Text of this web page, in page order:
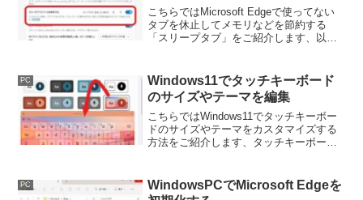
こちらではMicrosoft Edgeで使ってない
タブを休止してメモリなどを節約する
「スリープタブ」をご紹介します、以前
リープタブ」では時間の設定も行えるよ
うです。
PC
Windows11でタッチキーボード
のサイズやテーマを編集
こちらではWindows11でタッチキーボー
ドのサイズやテーマをカスタマイズする
方法をご紹介します、タッチキーボード
出来るテーマの変更方法などを確認して
みたいと思います。
PC
WindowsPCでMicrosoft Edgeを